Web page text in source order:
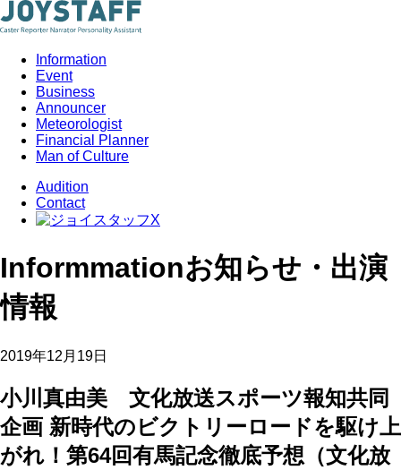
Information
Event
Business
Announcer
Meteorologist
Financial Planner
Man of Culture
Audition
Contact
Informmationお知らせ・出演
情報
2019年12月19日
小川真由美 文化放送スポーツ報知共同
企画 新時代のビクトリーロードを駆け上
がれ！第64回有馬記念徹底予想（文化放